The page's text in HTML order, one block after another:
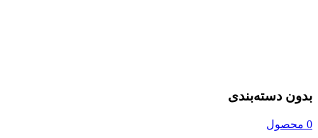
بدون دسته‌بندی
0 محصول